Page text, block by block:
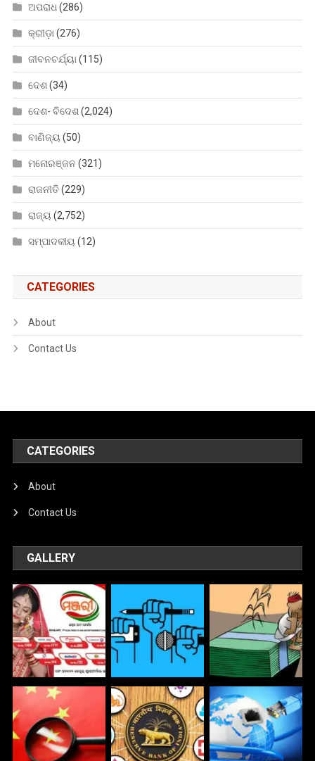
ଅପରାଧ(286)
କ୍ରୀଡ଼ା(276)
ଜୀବନଚର୍ଯ୍ୟା(115)
ଦେଶ(34)
ଦେଶ- ବିଦେଶ(2,024)
ବାଣିଜ୍ୟ (50)
ମନୋରଞ୍ଜନ (321)
ରାଜନୀତି(229)
ରାଜ୍ୟ (2,752)
ସମ୍ପାଦକୀୟ (12)
CATEGORIES
About
Contact Us
CATEGORIES
About
Contact Us
GALLERY